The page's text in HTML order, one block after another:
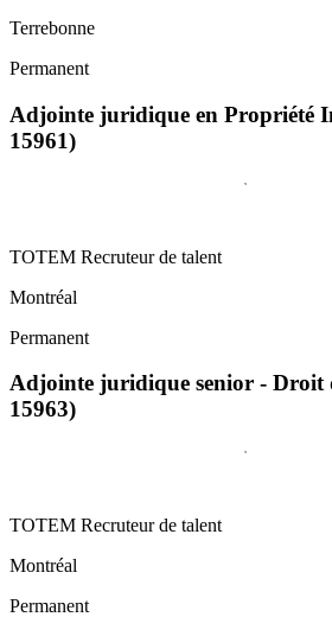
Terrebonne
Permanent
Adjointe juridique en Propriété
15961)
TOTEM Recruteur de talent
Montréal
Permanent
Adjointe juridique senior - Droit
15963)
TOTEM Recruteur de talent
Montréal
Permanent